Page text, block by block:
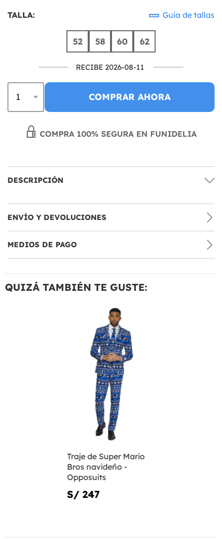
TALLA: Guía de tallas
52 58 60 62
RECIBE 2026-08-11
COMPRAR AHORA
COMPRA 100% SEGURA EN FUNIDELIA
DESCRIPCIÓN
ENVÍO Y DEVOLUCIONES
MEDIOS DE PAGO
QUIZÁ TAMBIÉN TE GUSTE:
Traje de Super Mario
Bros navideño -
Opposuits
S/ 247